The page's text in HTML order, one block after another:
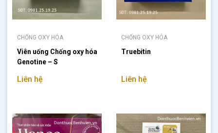
CHỐNG OXY HÓA
Viên uống Chống oxy hóa
Genotine – S
Liên hệ
CHỐNG OXY HÓA
Truebitin
Liên hệ